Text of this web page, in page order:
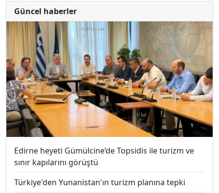
Güncel haberler
Edirne heyeti Gümülcine’de Topsidis ile turizm ve
sınır kapılarını görüştü
Türkiye'den Yunanistan'ın turizm planına tepki